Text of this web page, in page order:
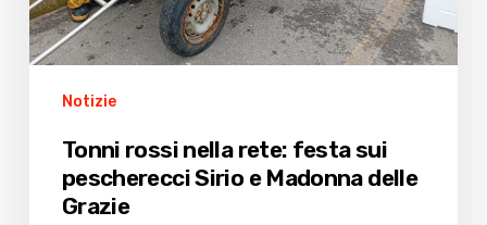
Madonna
delle
Grazie
Notizie
Tonni rossi nella rete: festa sui
pescherecci Sirio e Madonna delle
Grazie